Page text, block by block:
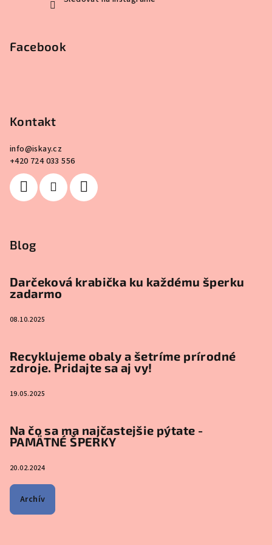
Facebook
Kontakt
info@iskay.cz
+420 724 033 556
Blog
Darčeková krabička ku každému šperku
zadarmo
08.10.2025
Recyklujeme obaly a šetríme prírodné
zdroje. Pridajte sa aj vy!
19.05.2025
Na čo sa ma najčastejšie pýtate -
PAMÄTNÉ ŠPERKY
20.02.2024
Archív